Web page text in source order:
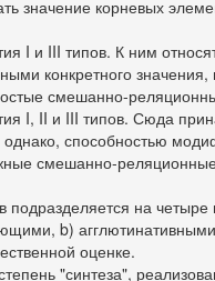
значение корневых
I и III типов. К ним
конкретного
смешанно-
I, II и III типов. Сюда
способностью
смешанно-
подразделяется на
b)
оценке.
"синтеза",